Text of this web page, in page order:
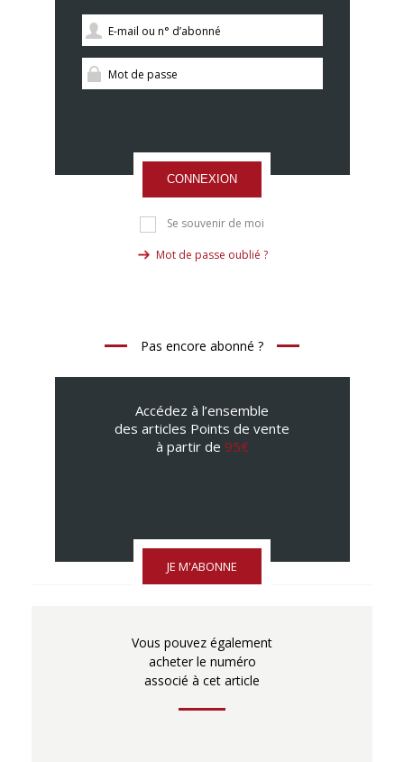
CONNEXION
Se souvenir de moi
Mot de passe oublié ?
Pas encore abonné ?
Accédez à l’ensemble
des articles Points de vente
à partir de 95€
JE M'ABONNE
Vous pouvez également
acheter le numéro
associé à cet article